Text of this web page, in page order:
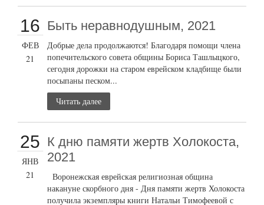
16
ФЕВ
21
Быть неравнодушным, 2021
Добрые дела продолжаются! Благодаря помощи члена
попечительского совета общины Бориса Ташлыцкого,
сегодня дорожки на старом еврейском кладбище были
посыпаны песком...
Читать далее
25
ЯНВ
21
К дню памяти жертв Холокоста,
2021
Воронежская еврейская религиозная община
накануне скорбного дня - Дня памяти жертв Холокоста
получила экземпляры книги Натальи Тимофеевой с